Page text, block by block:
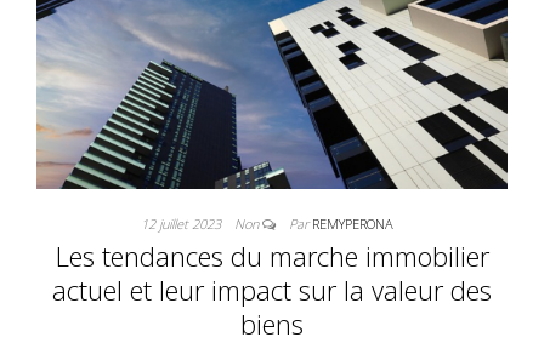
12 juillet 2023 Non ParREMYPERONA
Les tendances du marche immobilier
actuel et leur impact sur la valeur des
biens